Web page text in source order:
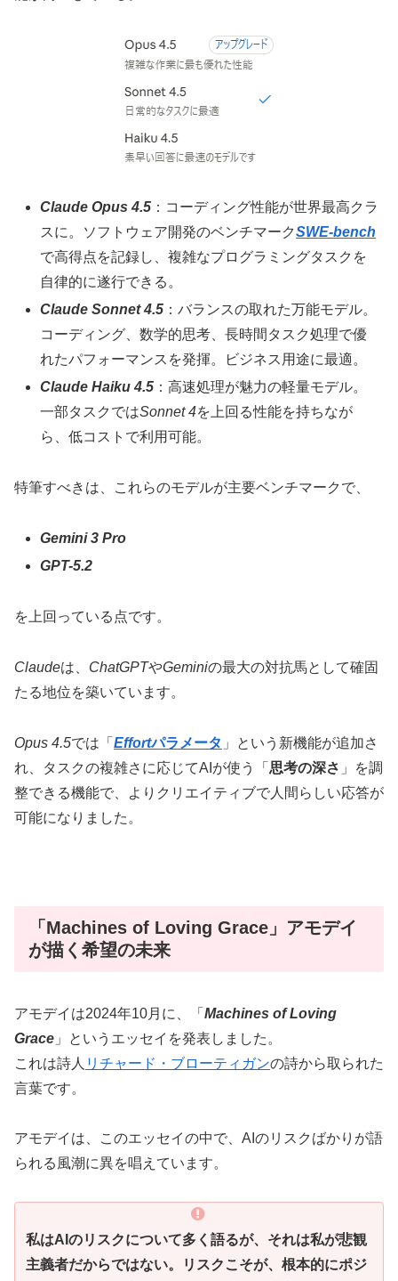
Claude Opus 4.5 ：コーディング性能が世界最高クラ
スに。ソフトウェア開発のベンチマークSWE-bench
で高得点を記録し、複雑なプログラミングタスクを
自律的に遂行できる。
Claude Sonnet 4.5 ：バランスの取れた万能モデル。
コーディング、数学的思考、長時間タスク処理で優
れたパフォーマンスを発揮。ビジネス用途に最適。
Claude Haiku 4.5 ：高速処理が魅力の軽量モデル。
一部タスクではSonnet 4を上回る性能を持ちなが
ら、低コストで利用可能。
特筆すべきは、これらのモデルが主要ベンチマークで、
Gemini 3 Pro
GPT-5.2
を上回っている点です。
Claudeは、 ChatGPTやGeminiの最大の対抗馬として確固
たる地位を築いています。
Opus 4.5では「 Effortパラメータ 」という新機能が追加さ
れ、タスクの複雑さに応じてAIが使う「 思考の深さ 」を調
整できる機能で、よりクリエイティブで人間らしい応答が
可能になりました。
「Machines of Loving Grace」アモデイ
が描く希望の未来
アモデイは2024年10月に、「 Machines of Loving
Grace 」というエッセイを発表しました。
これは詩人 リチャード・ブローティガンの詩から取られた
言葉です。
アモデイは、このエッセイの中で、AIのリスクばかりが語
られる風潮に異を唱えています。
私はAIのリスクについて多く語るが、それは私が悲観
主義者だからではない。リスクこそが、根本的にポジ